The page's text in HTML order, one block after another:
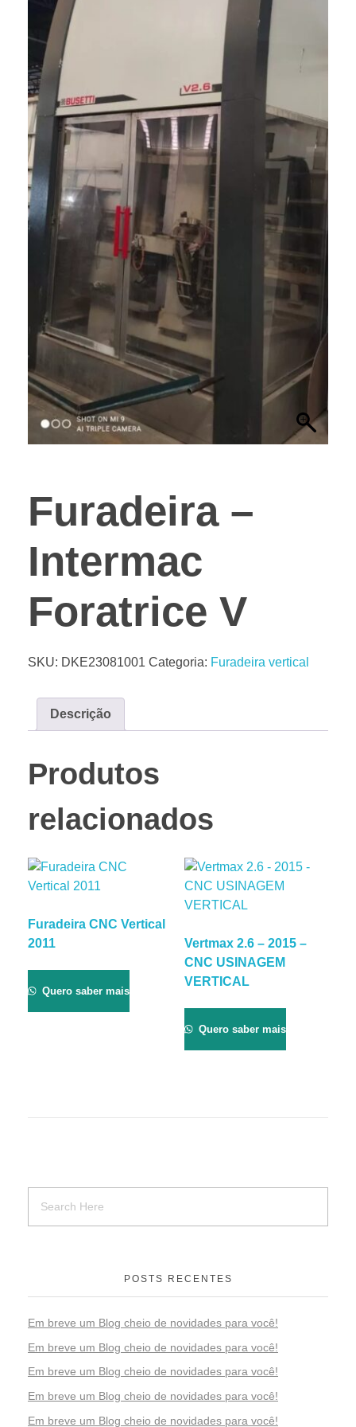
Furadeira –
Intermac
Foratrice V
SKU: DKE23081001 Categoria: Furadeira vertical
Descrição
Produtos
relacionados
Furadeira CNC Vertical
2011
Quero saber mais
Vertmax 2.6 – 2015 –
CNC USINAGEM
VERTICAL
Quero saber mais
POSTS RECENTES
Em breve um Blog cheio de novidades para você!
Em breve um Blog cheio de novidades para você!
Em breve um Blog cheio de novidades para você!
Em breve um Blog cheio de novidades para você!
Em breve um Blog cheio de novidades para você!